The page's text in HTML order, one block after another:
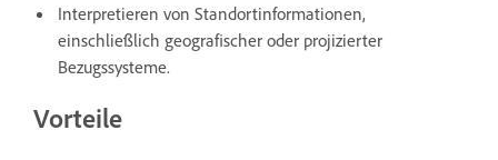
Interpretieren von Standortinformationen,
einschließlich geografischer oder projizierter
Bezugssysteme.
Vorteile